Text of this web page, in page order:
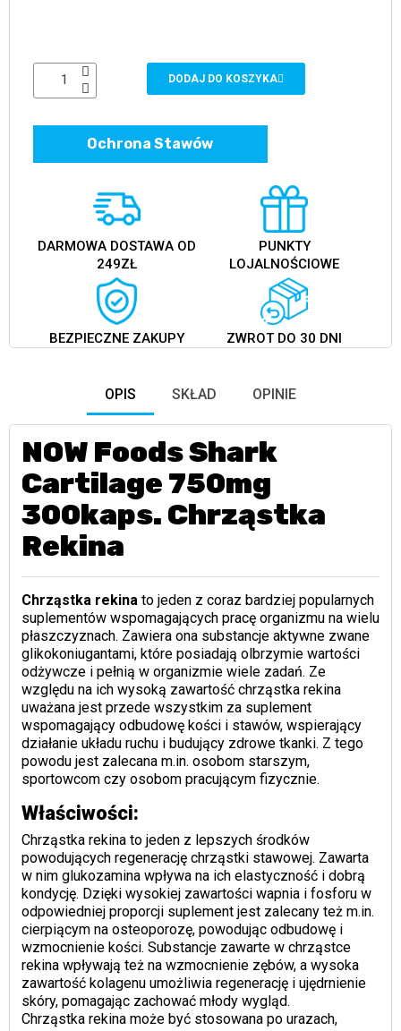
DODAJ DO KOSZYKA
Ochrona Stawów
DARMOWA DOSTAWA OD
249ZŁ
PUNKTY
LOJALNOŚCIOWE
BEZPIECZNE ZAKUPY ZWROT DO 30 DNI
OPIS SKŁAD OPINIE
NOW Foods Shark
Cartilage 750mg
300kaps. Chrząstka
Rekina
Chrząstka rekina to jeden z coraz bardziej popularnych
suplementów wspomagających pracę organizmu na wielu
płaszczyznach. Zawiera ona substancje aktywne zwane
glikokoniugantami, które posiadają olbrzymie wartości
odżywcze i pełnią w organizmie wiele zadań. Ze
względu na ich wysoką zawartość chrząstka rekina
uważana jest przede wszystkim za suplement
wspomagający odbudowę kości i stawów, wspierający
działanie układu ruchu i budujący zdrowe tkanki. Z tego
powodu jest zalecana m.in. osobom starszym,
sportowcom czy osobom pracującym fizycznie.
Właściwości:
Chrząstka rekina to jeden z lepszych środków
powodujących regenerację chrząstki stawowej. Zawarta
w nim glukozamina wpływa na ich elastyczność i dobrą
kondycję. Dzięki wysokiej zawartości wapnia i fosforu w
odpowiedniej proporcji suplement jest zalecany też m.in.
cierpiącym na osteoporozę, powodując odbudowę i
wzmocnienie kości. Substancje zawarte w chrząstce
rekina wpływają też na wzmocnienie zębów, a wysoka
zawartość kolagenu umożliwia regenerację i ujędrnienie
skóry, pomagając zachować młody wygląd.
Chrząstka rekina może być stosowana po urazach,